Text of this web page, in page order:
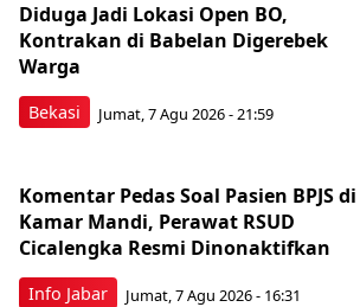
Bekasi
Diduga Jadi Lokasi Open BO,
Kontrakan di Babelan Digerebek
Warga
Jumat, 7 Agu 2026 - 21:59
Info Jabar
Komentar Pedas Soal Pasien BPJS di
Kamar Mandi, Perawat RSUD
Cicalengka Resmi Dinonaktifkan
Jumat, 7 Agu 2026 - 16:31